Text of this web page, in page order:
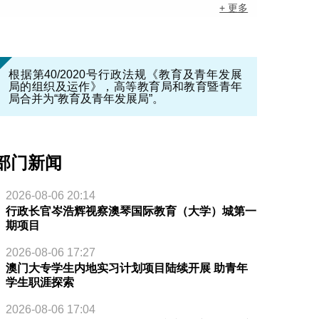
+ 更多
根据第40/2020号行政法规《教育及青年发展
局的组织及运作》，高等教育局和教育暨青年
局合并为“教育及青年发展局”。
门新闻
2026-08-06 20:14
行政长官岑浩辉视察澳琴国际教育（大学）城第一
期项目
2026-08-06 17:27
澳门大专学生内地实习计划项目陆续开展 助青年
学生职涯探索
2026-08-06 17:04